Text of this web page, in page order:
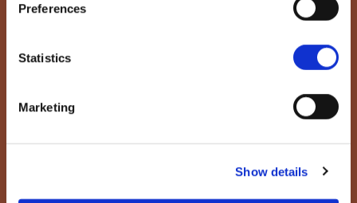
Preferences
Statistics
Marketing
Show details
För Många Vacciner För